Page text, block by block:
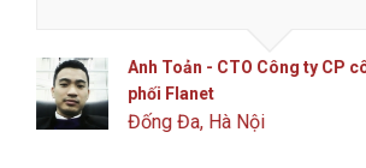
Anh Toản - CTO Công ty CP
phối Flanet
Đống Đa, Hà Nội